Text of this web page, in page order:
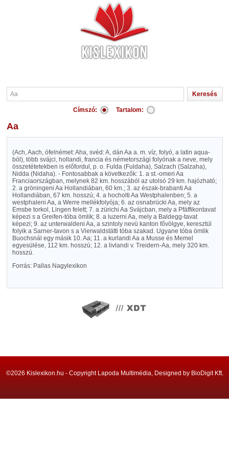
Címszó: Tartalom:
Aa
(Ach, Aach, ófelnémet: Aha, svéd: A, dán Aa a. m. víz, folyó, a latin aqua-
ból), több svájci, hollandi, francia és németországi folyónak a neve, mely
összetétetekben is előfordul, p. o. Fulda (Fuldaha), Salzach (Salzaha),
Nidda (Nidaha). - Fontosabbak a következők: 1. a st.-omeri Aa
Franciaországban, melynek 82 km. hosszából az utolsó 29 km. hajózható;
2. a gröningeni Aa Hollandiában, 60 km.; 3. az észak-brabanti Aa
Hollandiában, 67 km. hosszú; 4. a hocholti Aa Westphalenben; 5. a
westphaleni Aa, a Werre mellékfolyója; 6. az osnabrücki Aa, mely az
Emsbe torkol, Lingen felett; 7. a zürichi Aa Svájcban, mely a Pfäffikontavat
képezi s a Greifen-tóba ömlik; 8. a luzerni Aa, mely a Baldegg-tavat
képezi; 9. az unterwaldeni Aa, a szintoly nevü kanton fővölgye, keresztül
folyik a Sarner-tavon s a Vierwaldstätti tóba szakad. Ugyane tóba ömlik
Buochsnál egy másik 10. Aa; 11. a kurlandi Aa a Musse és Memel
egyesülése, 112 km. hosszú; 12. a livlandi v. Treidern-Aa, mely 320 km.
hosszú.
Forrás: Pallas Nagylexikon
©2026 Kislexikon.hu - Copyright Lapoda Multimédia, Designed by BioDigit Kft.